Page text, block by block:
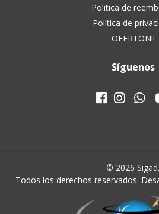
Politica de
Política de
OFERTON!!
Síguenos
© 2026 Sigad.
Todos los derechos reservados.